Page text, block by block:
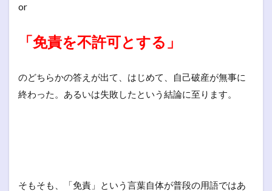
or
「免責を不許可とする」
のどちらかの答えが出て、はじめて、自己破産が無事に
終わった。あるいは失敗したという結論に至ります。
そもそも、「免責」という言葉自体が普段の用語ではあ